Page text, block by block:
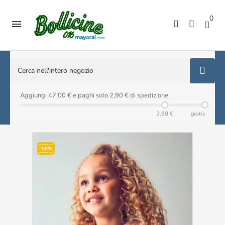
 0
Aggiungi 47,00 € e paghi solo 2,90 € di spedizione
2,90 € gratis
-50%